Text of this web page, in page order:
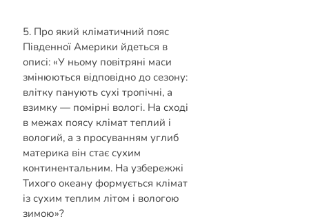
5. Про який кліматичний пояс
Південної Америки йдеться в
описі: «У ньому повітряні маси
змінюються відповідно до сезону:
влітку панують сухі тропічні, а
взимку — помірні вологі. На сході
в межах поясу клімат теплий і
вологий, а з просуванням углиб
материка він стає сухим
континентальним. На узбережжі
Тихого океану формується клімат
із сухим теплим літом і вологою
зимою»?